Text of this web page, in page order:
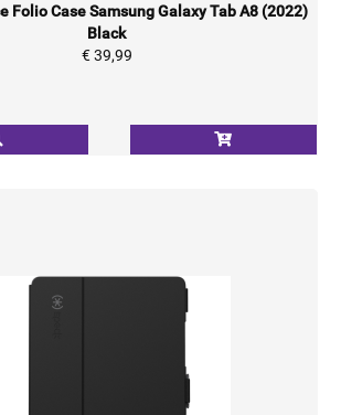
Folio Case Samsung Galaxy Tab A8 (2022)
Black
€ 39,99